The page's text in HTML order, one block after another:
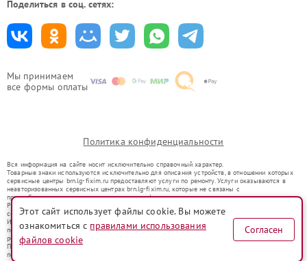
Мы принимаем
все формы оплаты
Поделиться в соц. сетях:
Политика конфиденциальности
Вся информация на сайте носит исключительно справочный характер.
Товарные знаки используются исключительно для описания устройств, в отношении которых
сервисные центры brn.lg-fixim.ru предоставляют услуги по ремонту. Услуги оказываются в
неавторизованных сервисных центрах brn.lg-fixim.ru, которые не связаны с
правообладателями товарных знаков или их официальными представителями.
Ремонт осуществляется для устройств, уже введенных в гражданский оборот в соответствии
со статьей 1487 ГК РФ.
Использование товарных знаков не преследует цели индивидуализации услуг или введения
потребителей в заблуждение, а служит для информирования о предоставляемых услугах по
ремонту техники указанных брендов.
Представленная на сайте информация не является публичной офертой, определяемой
положениями Статьи 437(2) Гражданского кодекса РФ
Этот сайт использует файлы cookie. Вы можете
ознакомиться с правилами использования
файлов cookie
Согласен